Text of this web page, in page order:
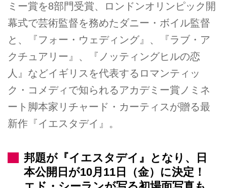
ミー賞を8部門受賞、ロンドンオリンピック開
幕式で芸術監督を務めたダニー・ボイル監督
と、『フォー・ウェディング』、『ラブ・ア
クチュアリー』、『ノッティングヒルの恋
人』などイギリスを代表するロマンティッ
ク・コメディで知られるアカデミー賞ノミネ
ート脚本家リチャード・カーティスが贈る最
新作『イエスタデイ』。
邦題が『イエスタデイ』となり、日
本公開日が10月11日（金）に決定！